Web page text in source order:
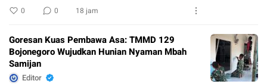
0 0 18 jam
Goresan Kuas Pembawa Asa: TMMD 129
Bojonegoro Wujudkan Hunian Nyaman Mbah
Samijan
Editor